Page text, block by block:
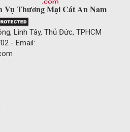
Vụ Thương Mại Cát An Nam
Linh Tây, Thủ Đức, TPHCM
- Email: